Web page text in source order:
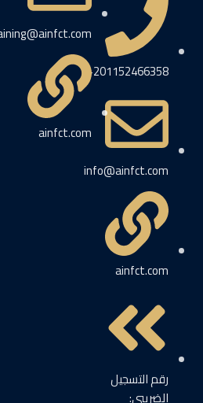
201152466358+
info@ainfct.com
ainfct.com
رقم التسجيل
الضريبي:
ainfct.com